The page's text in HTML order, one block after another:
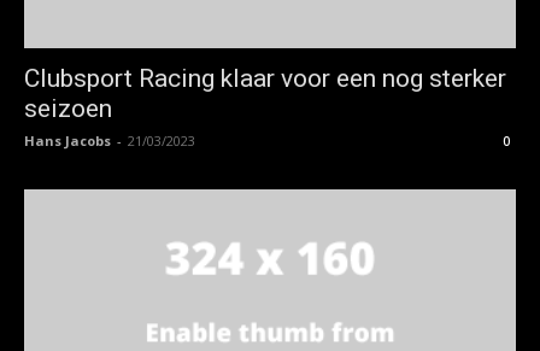
Clubsport Racing klaar voor een nog sterker
seizoen
Hans Jacobs - 21/03/2023 0